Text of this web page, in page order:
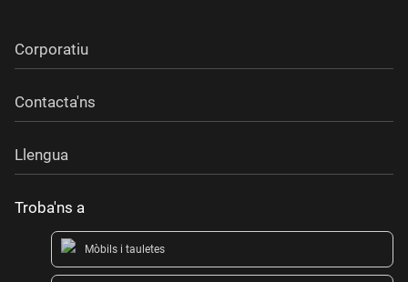
Corporatiu
Contacta'ns
Llengua
Troba'ns a
Mòbils i tauletes